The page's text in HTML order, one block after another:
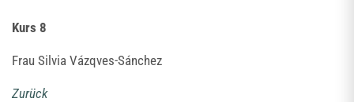
Kurs 8
Frau Silvia Vázqves-Sánchez
Zurück